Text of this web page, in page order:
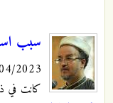
سبب
- 02:08
كانت في